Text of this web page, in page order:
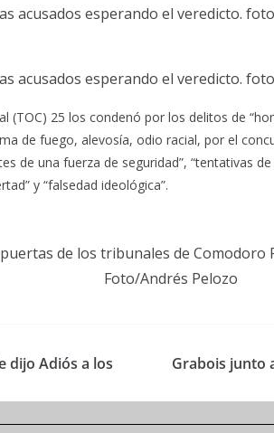
acusados esperando el veredicto.
acusados esperando el veredicto.
(TOC) 25 los condenó por los delitos de
de fuego, alevosía, odio racial, por el
de una fuerza de seguridad”, “tentativas
y “falsedad ideológica”.
de los tribunales de Comodoro
Foto/Andrés Pelozo
dijo Adiós a los
Grabois junto